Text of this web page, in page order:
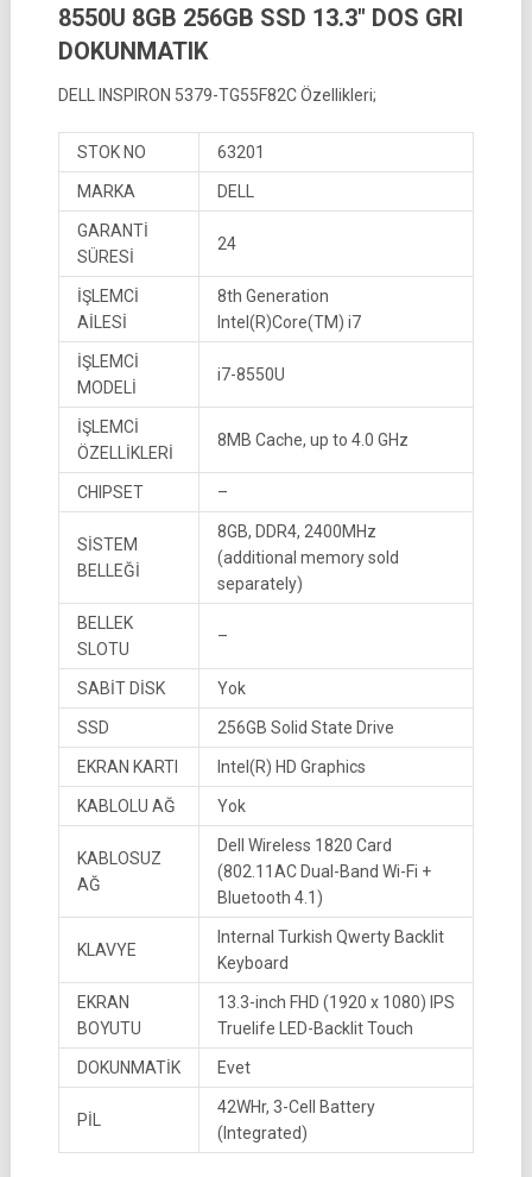
8550U 8GB 256GB SSD 13.3″ DOS GRI
DOKUNMATIK
DELL INSPIRON 5379-TG55F82C Özellikleri;
STOK NO 63201
MARKA DELL
GARANTİ
SÜRESİ
24
İŞLEMCİ
AİLESİ
8th Generation
Intel(R)Core(TM) i7
İŞLEMCİ
MODELİ
i7-8550U
İŞLEMCİ
ÖZELLİKLERİ
8MB Cache, up to 4.0 GHz
CHIPSET –
SİSTEM
BELLEĞİ
8GB, DDR4, 2400MHz
(additional memory sold
separately)
BELLEK
SLOTU
–
SABİT DİSK Yok
SSD 256GB Solid State Drive
EKRAN KARTI Intel(R) HD Graphics
KABLOLU AĞ Yok
KABLOSUZ
AĞ
Dell Wireless 1820 Card
(802.11AC Dual-Band Wi-Fi +
Bluetooth 4.1)
KLAVYE
Internal Turkish Qwerty Backlit
Keyboard
EKRAN
BOYUTU
13.3-inch FHD (1920 x 1080) IPS
Truelife LED-Backlit Touch
DOKUNMATİK Evet
PİL
42WHr, 3-Cell Battery
(Integrated)